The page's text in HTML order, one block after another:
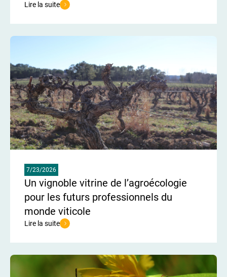
Lire la suite
de l'article [EVENEMENT] : Matinée technique pour les étudiants
7/23/2026
Un vignoble vitrine de l’agroécologie
pour les futurs professionnels du
monde viticole
Lire la suite
de l'article Un vignoble vitrine de l’agroécologie pour les futurs